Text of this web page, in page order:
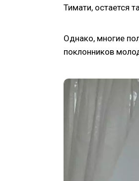
Тимати, остается
Однако, многие
поклонников